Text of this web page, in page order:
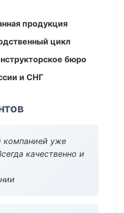
продукция
цикл
бюро
и СНГ
компанией уже
качественно и